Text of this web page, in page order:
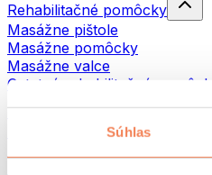
Súhlas
Rehabilitačné pomôcky
Masážne pištole
Masážne pomôcky
Masážne valce
Ostatné rehabilitačné pomôcky
Tašky a batohy
Tašky na jedlo a príslušenstvo